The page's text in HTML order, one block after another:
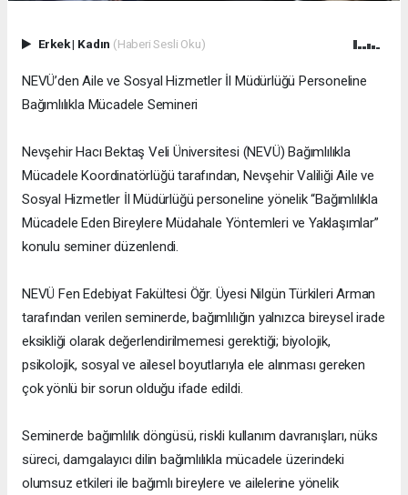
Erkek| Kadın (Haberi Sesli Oku)
NEVÜ’den Aile ve Sosyal Hizmetler İl Müdürlüğü Personeline
Bağımlılıkla Mücadele Semineri
Nevşehir Hacı Bektaş Veli Üniversitesi (NEVÜ) Bağımlılıkla
Mücadele Koordinatörlüğü tarafından, Nevşehir Valiliği Aile ve
Sosyal Hizmetler İl Müdürlüğü personeline yönelik “Bağımlılıkla
Mücadele Eden Bireylere Müdahale Yöntemleri ve Yaklaşımlar”
konulu seminer düzenlendi.
NEVÜ Fen Edebiyat Fakültesi Öğr. Üyesi Nilgün Türkileri Arman
tarafından verilen seminerde, bağımlılığın yalnızca bireysel irade
eksikliği olarak değerlendirilmemesi gerektiği; biyolojik,
psikolojik, sosyal ve ailesel boyutlarıyla ele alınması gereken
çok yönlü bir sorun olduğu ifade edildi.
Seminerde bağımlılık döngüsü, riskli kullanım davranışları, nüks
süreci, damgalayıcı dilin bağımlılıkla mücadele üzerindeki
olumsuz etkileri ile bağımlı bireylere ve ailelerine yönelik